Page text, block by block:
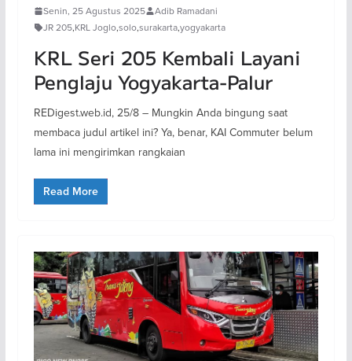
Senin, 25 Agustus 2025
Adib Ramadani
JR 205,KRL Joglo,solo,surakarta,yogyakarta
KRL Seri 205 Kembali Layani
Penglaju Yogyakarta-Palur
REDigest.web.id, 25/8 – Mungkin Anda bingung saat
membaca judul artikel ini? Ya, benar, KAI Commuter belum
lama ini mengirimkan rangkaian
Read More